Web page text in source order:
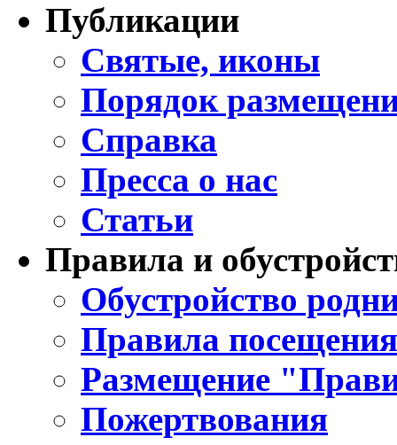
Публикации
Святые, иконы
Порядок
Справка
Пресса о нас
Статьи
Правила и
Обустройство
Правила
Размещение
Пожертвования